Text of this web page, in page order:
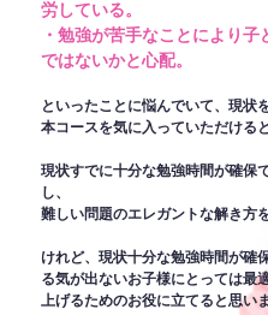
労している。
・勉強が苦手なことにより
ではないかと心配。
といったことに悩んでいて、現状
本コースを気に入っていただける
現状すでに十分な勉強時間が確保
し、
難しい問題のエレガントな解き方
けれど、現状十分な勉強時間が確
る気が出ないお子様にとっては最
上げるためのお役に立てると思いま